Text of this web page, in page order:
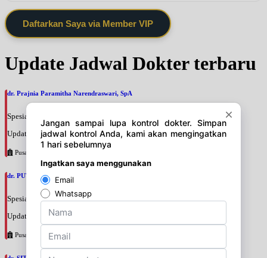
Daftarkan Saya via Member VIP
Update Jadwal Dokter terbaru
dr. Prajnia Paramitha Narendraswari, SpA
Spesialis: Anak
Update terakhir: 2026-08-06 10:46:34
Pusat Pertamina
dr. PUTRI WIDIANTIKA WIDARTO, SpA
Spesialis: Anak
Update terakhir: 2026-08-06 10:43:44
Pusat Pertamina